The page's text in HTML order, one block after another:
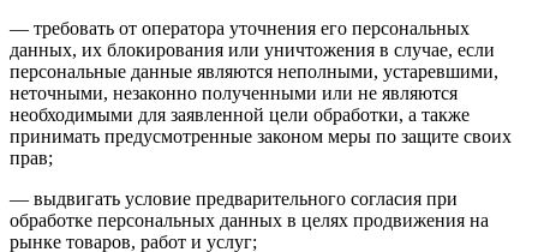
— требовать от оператора уточнения его персональных
данных, их блокирования или уничтожения в случае, если
персональные данные являются неполными, устаревшими,
неточными, незаконно полученными или не являются
необходимыми для заявленной цели обработки, а также
принимать предусмотренные законом меры по защите своих
прав;
— выдвигать условие предварительного согласия при
обработке персональных данных в целях продвижения на
рынке товаров, работ и услуг;